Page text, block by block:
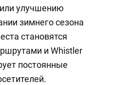
улучшению
зимнего сезона
становятся
и Whistler
постоянные